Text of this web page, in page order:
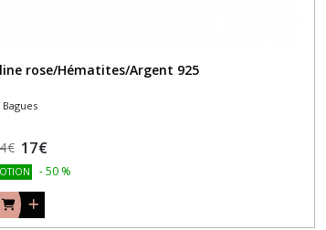
rose/Hématites/Argent 925
Bagues
€ 17€
- 50 %